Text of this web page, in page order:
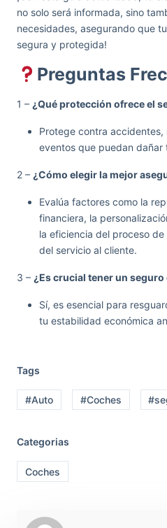
no solo será informada, sino
necesidades, asegurando que
segura y protegida!
Preguntas
1 – ¿Qué protección ofrece el
Protege contra
eventos que puedan dañar
2 – ¿Cómo elegir la mejor
Evalúa factores como la
financiera, la
la eficiencia del proceso
del servicio al cliente.
3 – ¿Es crucial tener un seguro
Sí, es esencial para
tu estabilidad económica
Tags
#Auto #Coches
Categorias
Coches